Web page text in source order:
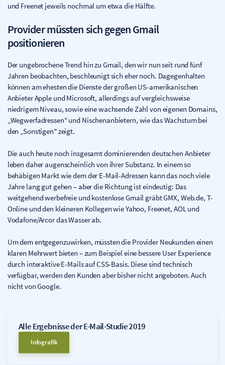
und Freenet jeweils nochmal um etwa die Hälfte.
Provider müssten sich gegen Gmail
positionieren
Der ungebrochene Trend hin zu Gmail, den wir nun seit rund fünf
Jahren beobachten, beschleunigt sich eher noch. Dagegenhalten
können am ehesten die Dienste der großen US-amerikanischen
Anbieter Apple und Microsoft, allerdings auf vergleichsweise
niedrigem Niveau, sowie eine wachsende Zahl von eigenen Domains,
„Wegwerfadressen" und Nischenanbietern, wie das Wachstum bei
den „Sonstigen" zeigt.
Die auch heute noch insgesamt dominierenden deutschen Anbieter
leben daher augenscheinlich von ihrer Substanz. In einem so
behäbigen Markt wie dem der E-Mail-Adressen kann das noch viele
Jahre lang gut gehen – aber die Richtung ist eindeutig: Das
weitgehend werbefreie und kostenlose Gmail gräbt GMX, Web.de, T-
Online und den kleineren Kollegen wie Yahoo, Freenet, AOL und
Vodafone/Arcor das Wasser ab.
Um dem entgegenzuwirken, müssten die Provider Neukunden einen
klaren Mehrwert bieten – zum Beispiel eine bessere User Experience
durch interaktive E-Mails auf CSS-Basis. Diese sind technisch
verfügbar, werden den Kunden aber bisher nicht angeboten. Auch
nicht von Google.
Alle Ergebnisse der E-Mail-Studie 2019
Infografik